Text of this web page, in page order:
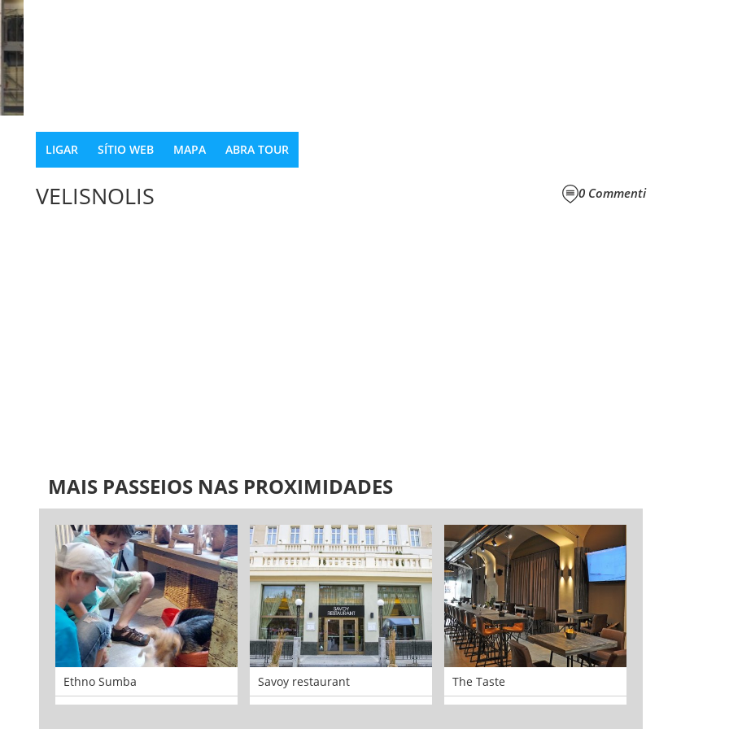
LIGAR SÍTIO WEB MAPA ABRA TOUR
0 Commenti
VELISNOLIS
MAIS PASSEIOS NAS PROXIMIDADES
Ethno Sumba Savoy restaurant The Taste